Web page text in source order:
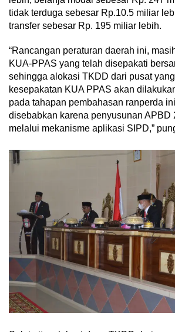
tidak terduga sebesar Rp.10.5 miliar
transfer sebesar Rp. 195 miliar lebih.
“Rancangan peraturan daerah ini,
KUA-PPAS yang telah disepakati
sehingga alokasi TKDD dari pusat
kesepakatan KUA PPAS akan
pada tahapan pembahasan ranperda
disebabkan karena penyusunan APBD
melalui mekanisme aplikasi SIPD,”